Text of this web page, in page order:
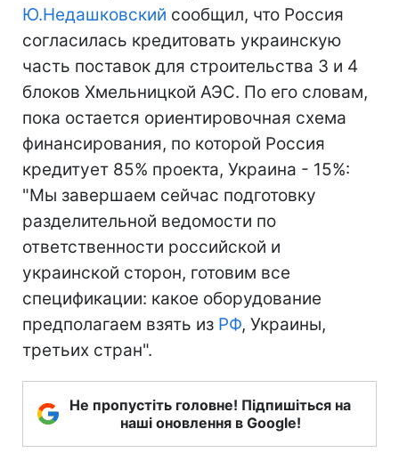
Ю.Недашковский сообщил, что Россия
согласилась кредитовать украинскую
часть поставок для строительства 3 и 4
блоков Хмельницкой АЭС. По его словам,
пока остается ориентировочная схема
финансирования, по которой Россия
кредитует 85% проекта, Украина - 15%:
"Мы завершаем сейчас подготовку
разделительной ведомости по
ответственности российской и
украинской сторон, готовим все
спецификации: какое оборудование
предполагаем взять из РФ, Украины,
третьих стран".
Не пропустіть головне! Підпишіться на
наші оновлення в Google!